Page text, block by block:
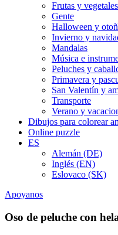
Frutas y vegetales
Gente
Halloween y
Invierno y
Mandalas
Música e
Peluches y
Primavera y
San Valentín y
Transporte
Verano y
Dibujos para colorear
Online puzzle
ES
Alemán (DE)
Inglés (EN)
Eslovaco (SK)
Apoyanos
Oso de peluche con